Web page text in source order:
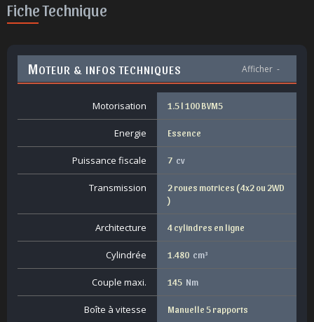
Fiche Technique
MOTEUR & INFOS TECHNIQUES Afficher -
Motorisation 1.5 l 100 BVM5
Energie Essence
Puissance fiscale 7 cv
Transmission
2 roues motrices ( 4x2 ou 2WD
)
Architecture 4 cylindres en ligne
Cylindrée 1.480 cm³
Couple maxi. 145 Nm
Boîte à vitesse Manuelle 5 rapports